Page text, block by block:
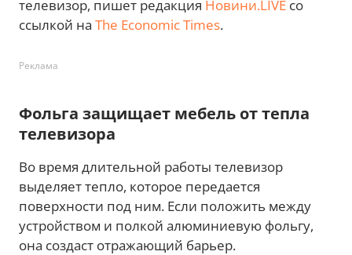
телевизор, пишет редакция Новини.LIVE со
ссылкой на The Economic Times.
Реклама
Фольга защищает мебель от тепла
телевизора
Во время длительной работы телевизор
выделяет тепло, которое передается
поверхности под ним. Если положить между
устройством и полкой алюминиевую фольгу,
она создаст отражающий барьер.